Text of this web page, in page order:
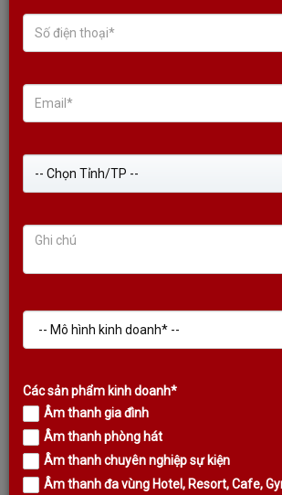
VANG SỐ KODA S950 PRO (2022), CÔNG
QUYỀN
TIN TỨC MỚI NHẤT
-- Chọn Tỉnh/TP --
Các sản phẩm kinh doanh*
Âm thanh gia đình
Âm thanh phòng hát
Âm thanh chuyên nghiệp sự kiện
Âm thanh đa vùng Hotel, Resort, Cafe,